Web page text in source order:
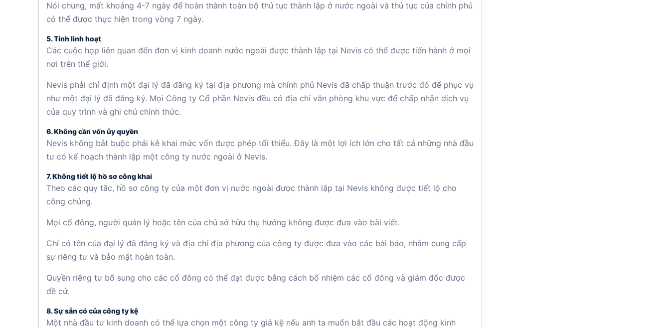
Nói chung, mất khoảng 4-7 ngày để hoàn thành toàn bộ thủ tục thành lập ở nước ngoài và thủ tục của chính phủ
có thể được thực hiện trong vòng 7 ngày.
5. Tính linh hoạt
Các cuộc họp liên quan đến đơn vị kinh doanh nước ngoài được thành lập tại Nevis có thể được tiến hành ở mọi
nơi trên thế giới.
Nevis phải chỉ định một đại lý đã đăng ký tại địa phương mà chính phủ Nevis đã chấp thuận trước đó để phục vụ
như một đại lý đã đăng ký. Mọi Công ty Cổ phần Nevis đều có địa chỉ văn phòng khu vực để chấp nhận dịch vụ
của quy trình và ghi chú chính thức.
6. Không cần vốn ủy quyền
Nevis không bắt buộc phải kê khai mức vốn được phép tối thiểu. Đây là một lợi ích lớn cho tất cả những nhà đầu
tư có kế hoạch thành lập một công ty nước ngoài ở Nevis.
7. Không tiết lộ hồ sơ công khai
Theo các quy tắc, hồ sơ công ty của một đơn vị nước ngoài được thành lập tại Nevis không được tiết lộ cho
công chúng.
Mọi cổ đông, người quản lý hoặc tên của chủ sở hữu thụ hưởng không được đưa vào bài viết.
Chỉ có tên của đại lý đã đăng ký và địa chỉ địa phương của công ty được đưa vào các bài báo, nhằm cung cấp
sự riêng tư và bảo mật hoàn toàn.
Quyền riêng tư bổ sung cho các cổ đông có thể đạt được bằng cách bổ nhiệm các cổ đông và giám đốc được
đề cử.
8. Sự sẵn có của công ty kệ
Một nhà đầu tư kinh doanh có thể lựa chọn một công ty giá kệ nếu anh ta muốn bắt đầu các hoạt động kinh